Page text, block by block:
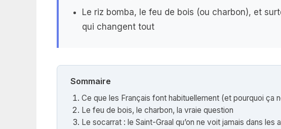
Le riz bomba, le feu de bois (ou charbon), et
qui changent tout
Sommaire
Ce que les Français font habituellement (et pourquoi ça
Le feu de bois, le charbon, la vraie question
Le socarrat : le Saint-Graal qu’on ne voit jamais dans les